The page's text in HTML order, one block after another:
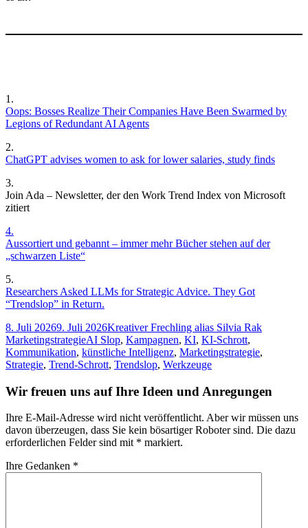
1.
Oops: Bosses Realize Their Companies Have Been Swarmed by
Legions of Redundant AI Agents
2.
ChatGPT advises women to ask for lower salaries, study finds
3.
Join Ada – Newsletter, der den Work Trend Index von Microsoft
zitiert
4.
Aussortiert und gebannt – immer mehr Bücher stehen auf der
„schwarzen Liste“
5.
Researchers Asked LLMs for Strategic Advice. They Got
“Trendslop” in Return.
Veröffentlicht
am
8. Juli 20269. Juli 2026Autor
Kreativer Frechling alias Silvia Rak
MarketingstrategieTags
AI Slop, Kampagnen, KI, KI-Schrott,
Kommunikation, künstliche Intelligenz, Marketingstrategie,
Strategie, Trend-Schrott, Trendslop, Werkzeuge
Wir freuen uns auf Ihre Ideen und Anregungen
Ihre E-Mail-Adresse wird nicht veröffentlicht. Aber wir müssen uns
davon überzeugen, dass Sie kein bösartiger Roboter sind. Die dazu
erforderlichen Felder sind mit * markiert.
Ihre Gedanken *